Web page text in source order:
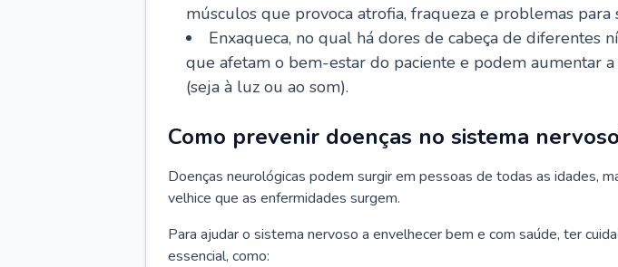
músculos que provoca atrofia, fraqueza e problemas para
Enxaqueca, no qual há dores de cabeça de diferentes
que afetam o bem-estar do paciente e podem aumentar
(seja à luz ou ao som).
Como prevenir doenças no sistema
Doenças neurológicas podem surgir em pessoas de todas as idades,
velhice que as enfermidades surgem.
Para ajudar o sistema nervoso a envelhecer bem e com saúde, ter
essencial, como: